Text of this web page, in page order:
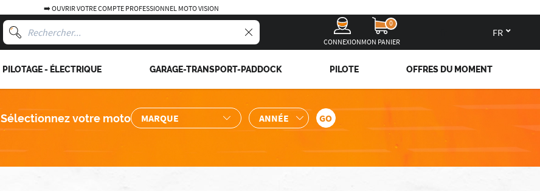
➡️ OUVRIR VOTRE COMPTE PROFESSIONNEL MOTO VISION
CONNEXION
0
MON PANIER
PILOTAGE - ÉLECTRIQUE GARAGE-TRANSPORT-PADDOCK PILOTE OFFRES DU MOMENT
Sélectionnez votre moto